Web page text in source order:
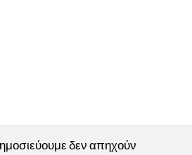
δεν απηχούν